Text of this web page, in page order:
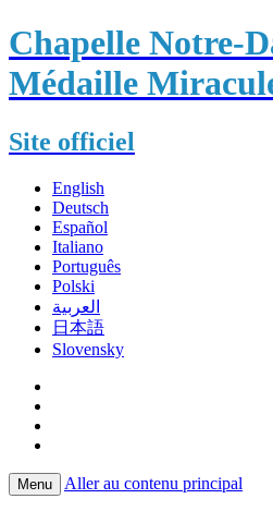
Chapelle Notre-
Médaille
Site officiel
English
Deutsch
Español
Italiano
Português
Polski
العربية
日本語
Slovensky
Menu Aller au contenu principal